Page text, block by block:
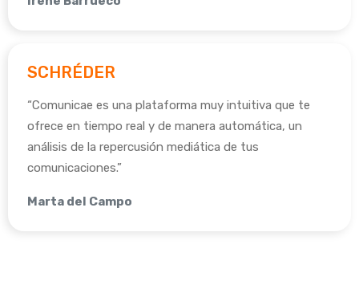
SCHRÉDER
“Comunicae es una plataforma muy intuitiva que te
ofrece en tiempo real y de manera automática, un
análisis de la repercusión mediática de tus
comunicaciones.”
Marta del Campo